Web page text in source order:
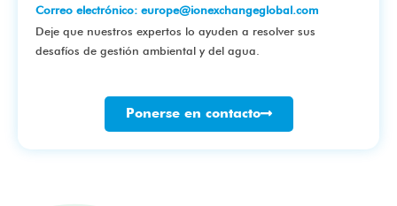
Correo electrónico: europe@ionexchangeglobal.com
Deje que nuestros expertos lo ayuden a resolver sus
desafíos de gestión ambiental y del agua.
Ponerse en contacto